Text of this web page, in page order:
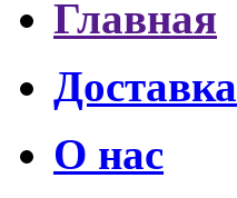
Главная
Доставка
О нас